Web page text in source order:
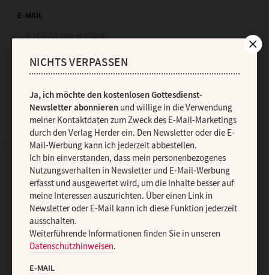
E-MAIL
JETZT ANMELDEN
AGB und Widerrufsbelehrung Datenschutz Barrierefreiheit
Impressum
Vertrag widerrufen Abo online kündigen
NICHTS VERPASSEN
Ja, ich möchte den kostenlosen Gottesdienst-
Newsletter abonnierenund willige in die Verwendung
meiner Kontaktdaten zum Zweck des E-Mail-Marketings
durch den Verlag Herder ein. Den Newsletter oder die E-
Mail-Werbung kann ich jederzeit abbestellen.
Ich bin einverstanden, dass mein personenbezogenes
Nutzungsverhalten in Newsletter und E-Mail-Werbung
erfasst und ausgewertet wird, um die Inhalte besser auf
meine Interessen auszurichten. Über einen Link in
Newsletter oder E-Mail kann ich diese Funktion jederzeit
ausschalten.
Weiterführende Informationen finden Sie in unseren
Datenschutzhinweisen.
E-MAIL